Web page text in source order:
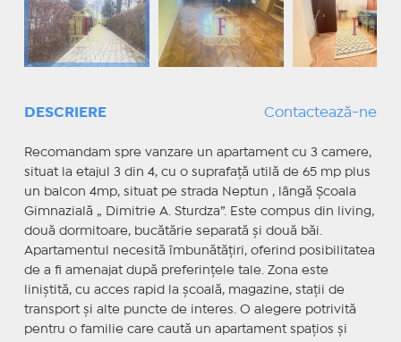
DESCRIERE Contactează-ne
Recomandam spre vanzare un apartament cu 3 camere,
situat la etajul 3 din 4, cu o suprafață utilă de 65 mp plus
un balcon 4mp, situat pe strada Neptun , lângă Școala
Gimnazială „ Dimitrie A. Sturdza”. Este compus din living,
două dormitoare, bucătărie separată și două băi.
Apartamentul necesită îmbunătățiri, oferind posibilitatea
de a fi amenajat după preferințele tale. Zona este
liniștită, cu acces rapid la școală, magazine, stații de
transport și alte puncte de interes. O alegere potrivită
pentru o familie care caută un apartament spațios și